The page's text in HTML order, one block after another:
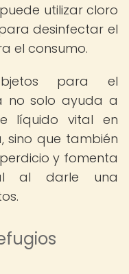
utilizar cloro
desinfectar el
el consumo.
para el
no solo ayuda a
líquido vital en
sino que también
y fomenta
al darle una